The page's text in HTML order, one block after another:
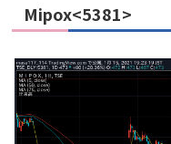
Mipox<5381>